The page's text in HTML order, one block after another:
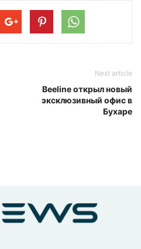
Next article
Beeline открыл новый
эксклюзивный офис в
Бухаре